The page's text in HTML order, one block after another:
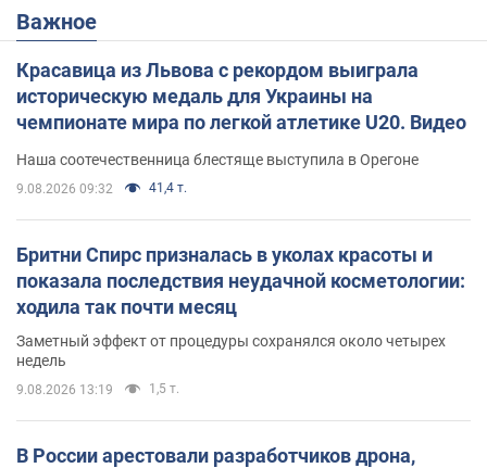
Важное
Красавица из Львова с рекордом выиграла
историческую медаль для Украины на
чемпионате мира по легкой атлетике U20. Видео
Наша соотечественница блестяще выступила в Орегоне
9.08.2026 09:32 41,4 т.
Бритни Спирс призналась в уколах красоты и
показала последствия неудачной косметологии:
ходила так почти месяц
Заметный эффект от процедуры сохранялся около четырех
недель
9.08.2026 13:19 1,5 т.
В России арестовали разработчиков дрона,